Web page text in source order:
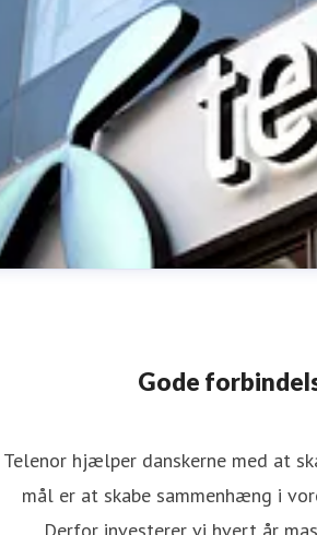
Gode
Telenor hjælper danskerne med at
mål er at skabe sammenhæng i
Derfor investerer vi hvert år